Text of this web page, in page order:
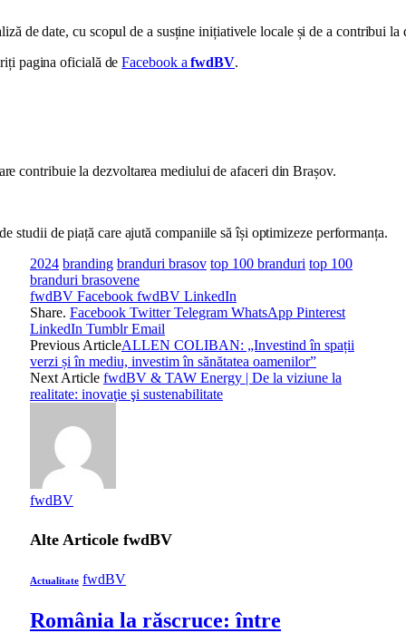
de date, cu scopul de a susține inițiativele locale și de a contribui
pagina oficială deFacebook afwdBV.
contribuie la dezvoltarea mediului de afaceri din Brașov.
studii de piață care ajută companiile să își optimizeze performanța.
2024 branding branduri brasov top 100 branduri top 100
branduri brasovene
fwdBV Facebook fwdBV LinkedIn
Share. Facebook Twitter Telegram WhatsApp Pinterest
LinkedIn Tumblr Email
Previous ArticleALLEN COLIBAN: „Investind în spații
verzi și în mediu, investim în sănătatea oamenilor”
Next Article fwdBV & TAW Energy | De la viziune la
realitate: inovaţie şi sustenabilitate
fwdBV
Alte Articole fwdBV
Actualitate fwdBV
România la răscruce: între